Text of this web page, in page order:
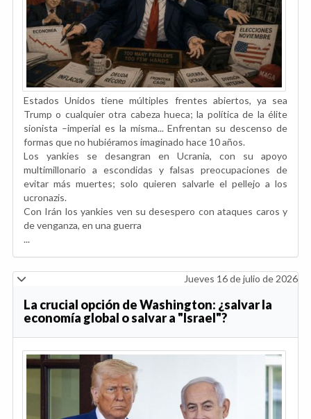
Estados Unidos tiene múltiples frentes abiertos, ya sea
Trump o cualquier otra cabeza hueca; la política de la élite
sionista –imperial es la misma... Enfrentan su descenso de
formas que no hubiéramos imaginado hace 10 años.
Los yankies se desangran en Ucrania, con su apoyo
multimillonario a escondidas y falsas preocupaciones de
evitar más muertes; solo quieren salvarle el pellejo a los
ucronazis.
Con Irán los yankies ven su desespero con ataques caros y
de venganza, en una guerra
...
Jueves 16 de julio de 2026
La crucial opción de Washington: ¿salvar la
economía global o salvar a "Israel"?